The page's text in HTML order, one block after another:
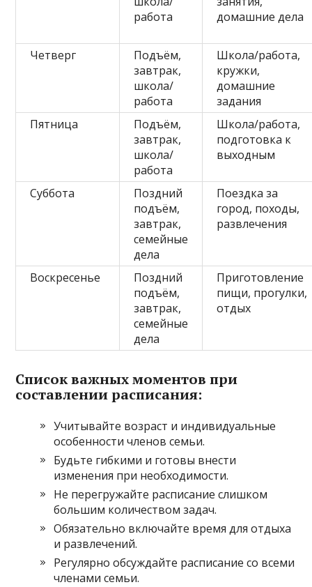
работа
домашние дела
Четверг
Подъём,
завтрак,
школа/
работа
Школа/работа,
кружки,
домашние
задания
Пятница
Подъём,
завтрак,
школа/
работа
Школа/работа,
подготовка к
выходным
Суббота
Поздний
подъём,
завтрак,
семейные
дела
Поездка за
город, походы,
развлечения
Воскресенье
Поздний
подъём,
завтрак,
семейные
дела
Приготовление
пищи, прогулки,
отдых
Список важных моментов при
составлении расписания:
Учитывайте возраст и индивидуальные
особенности членов семьи.
Будьте гибкими и готовы внести
изменения при необходимости.
Не перегружайте расписание слишком
большим количеством задач.
Обязательно включайте время для отдыха
и развлечений.
Регулярно обсуждайте расписание со всеми
членами семьи.